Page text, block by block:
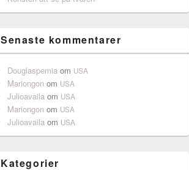
Senaste kommentarer
Douglaspemia om USA
Mariongon om USA
Julioavaila om USA
Mariongon om USA
Julioavaila om USA
Kategorier